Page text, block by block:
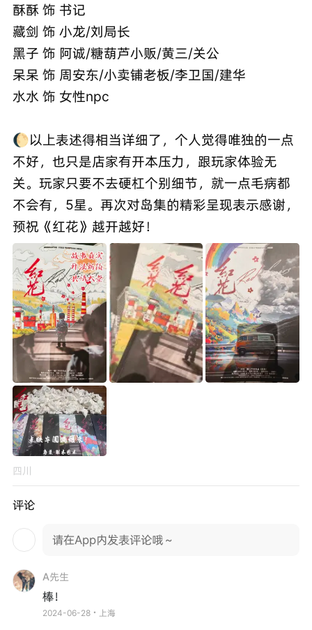
酥酥 饰 书记
藏剑 饰 小龙/刘局长
黑子 饰 阿诚/糖葫芦小贩/黄三/关公
呆呆 饰 周安东/小卖铺老板/李卫国/建华
水水 饰 女性npc
🌔以上表述得相当详细了，个人觉得唯独的一点
不好，也只是店家有开本压力，跟玩家体验无
关。玩家只要不去硬杠个别细节，就一点毛病都
不会有，5星。再次对岛集的精彩呈现表示感谢，
四川
评论
请在App内发表评论哦～
A先生
棒！
2024-06-28・上海